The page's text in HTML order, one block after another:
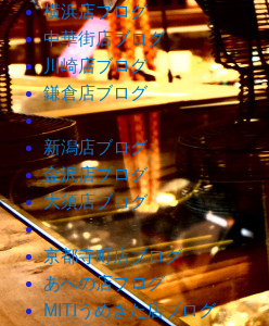
横浜店ブログ
中華街店ブログ
川崎店ブログ
鎌倉店ブログ
新潟店ブログ
金沢店ブログ
大須店ブログ
京都寺町店ブログ
あべの店ブログ
MITIうめきた店ブログ